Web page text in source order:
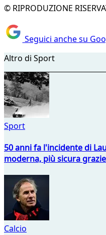
© RIPRODUZIONE
Seguici anche su
Altro di Sport
Sport
50 anni fa l'incidente di
moderna, più sicura
Calcio